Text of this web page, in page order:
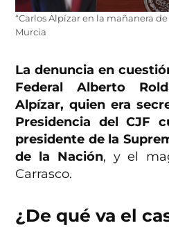
“Carlos Alpízar en la mañanera de
Murcia
La denuncia en
Federal Alberto
Alpízar, quien era
Presidencia del CJF
presidente de la
de la Nación, y el
Carrasco.
¿De qué va el